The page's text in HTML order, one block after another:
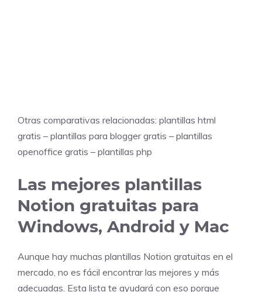
Otras comparativas relacionadas: plantillas html
gratis – plantillas para blogger gratis – plantillas
openoffice gratis – plantillas php
Las mejores plantillas
Notion gratuitas para
Windows, Android y Mac
Aunque hay muchas plantillas Notion gratuitas en el
mercado, no es fácil encontrar las mejores y más
adecuadas. Esta lista te ayudará con eso porque